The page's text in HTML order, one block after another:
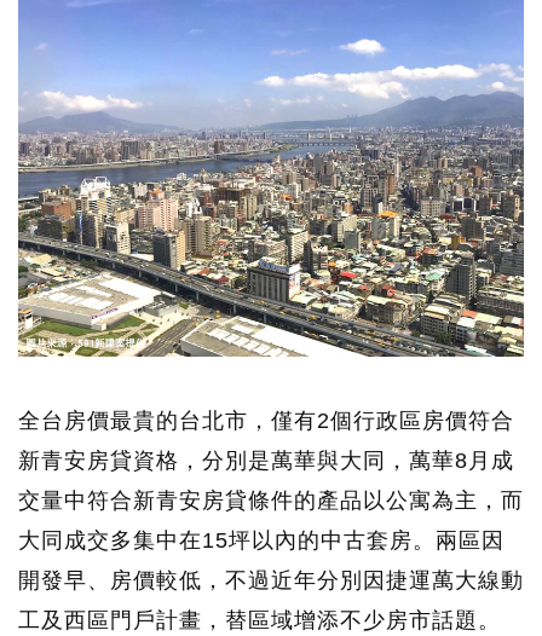
全台房價最貴的台北市，僅有2個行政區房價符合
新青安房貸資格，分別是萬華與大同，萬華8月成
交量中符合新青安房貸條件的產品以公寓為主，而
大同成交多集中在15坪以內的中古套房。兩區因
開發早、房價較低，不過近年分別因捷運萬大線動
工及西區門戶計畫，替區域增添不少房市話題。